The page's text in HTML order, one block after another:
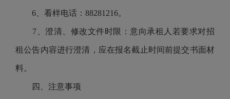
6、看样电话：88281216。
7、澄清、修改文件时限：意向承租人若要求对招
租公告内容进行澄清，应在报名截止时间前提交书面材
料。
四、注意事项